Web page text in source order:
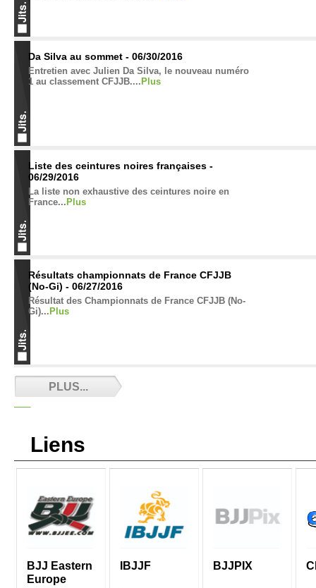
Da Silva au sommet - 06/30/2016
Entretien avec Julien Da Silva, le nouveau numéro
1 au classement CFJJB.... Plus
Liste des ceintures noires françaises -
06/29/2016
La liste non exhaustive des ceintures noire en
France... Plus
Résultats championnats de France CFJJB
(No-Gi) - 06/27/2016
Résultat des Championnats de France CFJJB (No-
Gi)... Plus
Résultats championnats de France CFJJB -
06/27/2016
Résultats des championnats de France
Les clubs ouverts cet été - 06/20/2016
La liste des clubs ouverts en juillet-aout
2016...Plus
PLUS...
Liens
BJJ Eastern
Europe
IBJJF BJJPIX